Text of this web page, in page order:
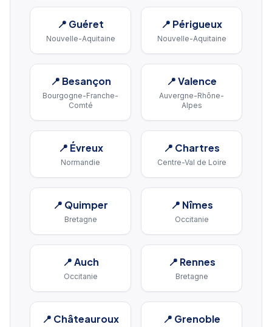
📍 Guéret
Nouvelle-Aquitaine
📍 Périgueux
Nouvelle-Aquitaine
📍 Besançon
Bourgogne-Franche-
Comté
📍Valence
Auvergne-Rhône-
Alpes
📍 Évreux
Normandie
📍 Chartres
Centre-Val de Loire
📍 Quimper
Bretagne
📍 Nîmes
Occitanie
📍Auch
Occitanie
📍 Rennes
Bretagne
📍 Châteauroux 📍 Grenoble